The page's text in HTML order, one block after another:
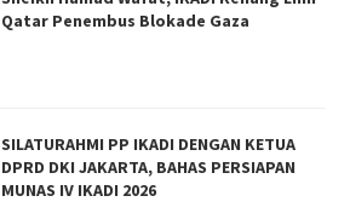
Qatar Penembus Blokade Gaza
SILATURAHMI PP IKADI DENGAN KETUA
DPRD DKI JAKARTA, BAHAS PERSIAPAN
MUNAS IV IKADI 2026